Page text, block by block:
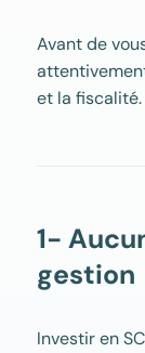
Avant de
et la fiscalité.
1-
gestion
Investir en